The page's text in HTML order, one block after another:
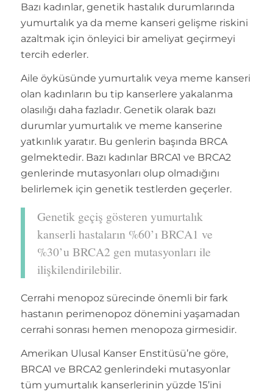
Bazı kadınlar, genetik hastalık durumlarında
yumurtalık ya da meme kanseri gelişme riskini
azaltmak için önleyici bir ameliyat geçirmeyi
tercih ederler.
Aile öyküsünde yumurtalık veya meme kanseri
olan kadınların bu tip kanserlere yakalanma
olasılığı daha fazladır. Genetik olarak bazı
durumlar yumurtalık ve meme kanserine
yatkınlık yaratır. Bu genlerin başında BRCA
gelmektedir. Bazı kadınlar BRCA1 ve BRCA2
genlerinde mutasyonları olup olmadığını
belirlemek için genetik testlerden geçerler.
Genetik geçiş gösteren yumurtalık
kanserli hastaların %60’ı BRCA1 ve
%30’u BRCA2 gen mutasyonları ile
ilişkilendirilebilir.
Cerrahi menopoz sürecinde önemli bir fark
hastanın perimenopoz dönemini yaşamadan
cerrahi sonrası hemen menopoza girmesidir.
Amerikan Ulusal Kanser Enstitüsü’ne göre,
BRCA1 ve BRCA2 genlerindeki mutasyonlar
tüm yumurtalık kanserlerinin yüzde 15’ini